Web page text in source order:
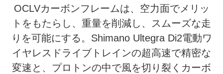
OCLVカーボンフレームは、空力面でメリッ
トをもたらし、重量を削減し、スムーズな走
りを可能にする。Shimano Ultegra Di2電動ワ
イヤレスドライブトレインの超高速で精密な
変速と、プロトンの中で風を切り裂くカーボ